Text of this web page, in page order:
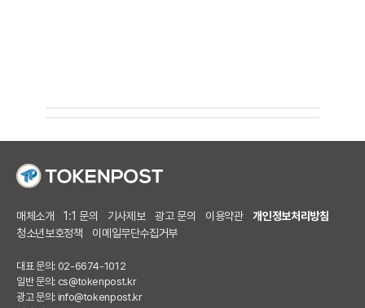
매체소개 1:1 문의 기사제보 광고 문의 이용약관
개인정보처리방침
청소년보호정책
이메일무단수집거부
대표 문의: 02-6674-1012
일반 문의: cs@tokenpost.kr
광고 문의: info@tokenpost.kr